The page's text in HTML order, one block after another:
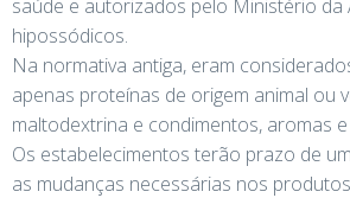
saúde e autorizados pelo Ministério da
hipossódicos.
Na normativa antiga, eram
apenas proteínas de origem animal ou
maltodextrina e condimentos, aromas
Os estabelecimentos terão prazo de
as mudanças necessárias nos